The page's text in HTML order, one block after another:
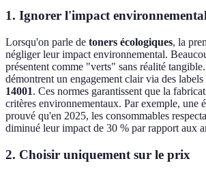
1. Ignorer l'impact environnemental
Lorsqu'on parle de toners écologiques, la
négliger leur impact environnemental.
présentent comme "verts" sans réalité
démontrent un engagement clair via des labels
14001. Ces normes garantissent que la
critères environnementaux. Par exemple, une
prouvé qu'en 2025, les consommables
diminué leur impact de 30 % par rapport aux
2. Choisir uniquement sur le prix